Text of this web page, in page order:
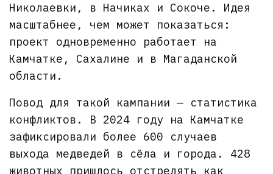
Николаевки, в Начиках и Сокоче. Идея
масштабнее, чем может показаться:
проект одновременно работает на
Камчатке, Сахалине и в Магаданской
области.
Повод для такой кампании — статистика
конфликтов. В 2024 году на Камчатке
зафиксировали более 600 случаев
выхода медведей в сёла и города. 428
животных пришлось отстрелять как